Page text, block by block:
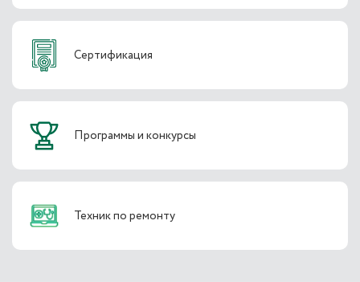
Сертификация
Программы и конкурсы
Техник по ремонту